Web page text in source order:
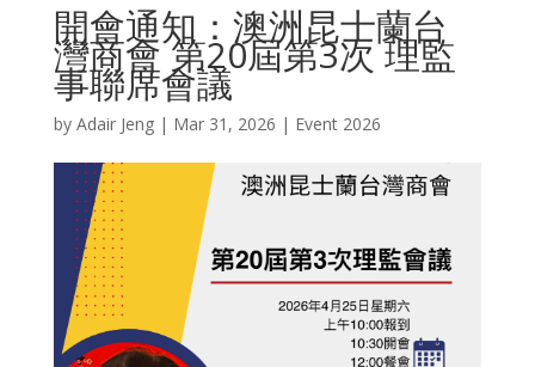
開會通知：澳洲昆士蘭台
灣商會 第20屆第3次 理監
事聯席會議
by Adair Jeng| Mar 31, 2026 | Event 2026